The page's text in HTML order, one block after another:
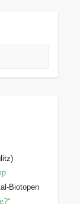
Biotopen